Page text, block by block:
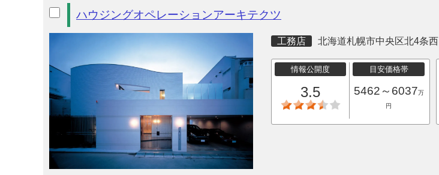
ハウジングオペレーションアーキテクツ
工務店 北海道札幌市中央区北4条西
情報公開度
3.5
目安価格帯
5462～6037万
円